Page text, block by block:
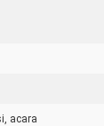
acara